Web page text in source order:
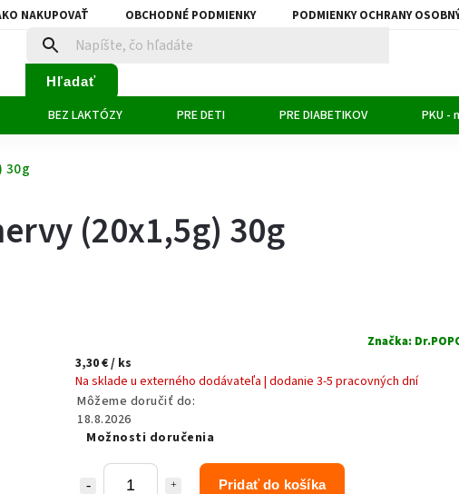
NAKUPOVAŤ OBCHODNÉ PODMIENKY PODMIENKY OCHRANY
Hľadať
BEZ LAKTÓZY PRE DETI PRE DIABETIKOV PKU -
30g
(20x1,5g) 30g
Značka:
3,30 €/ ks
Na sklade u externého dodávateľa | dodanie 3-5 pracovných dní
Môžeme doručiť do:
18.8.2026
Možnosti doručenia
Pridať do košíka